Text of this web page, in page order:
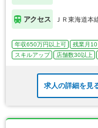
アクセス ＪＲ東海道本
年収650万円以上可 残業月
スキルアップ
店舗数30以上
求人の詳細を見